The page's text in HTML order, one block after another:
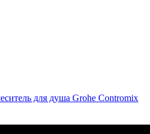
для душа Grohe Contromix